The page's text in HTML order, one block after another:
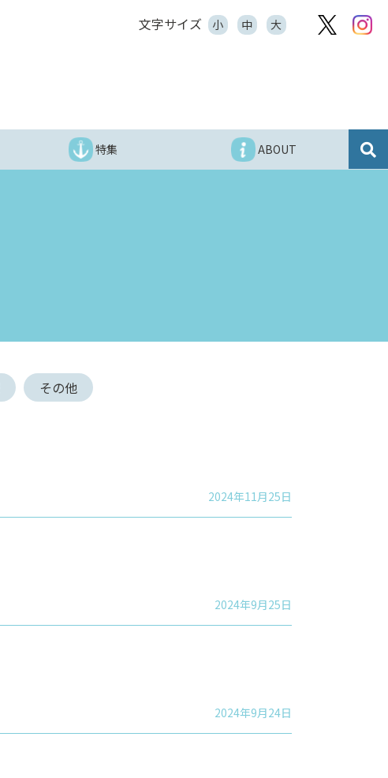
文字サイズ 小 中 大
特集 ABOUT
その他
2024年11月25日
2024年9月25日
2024年9月24日